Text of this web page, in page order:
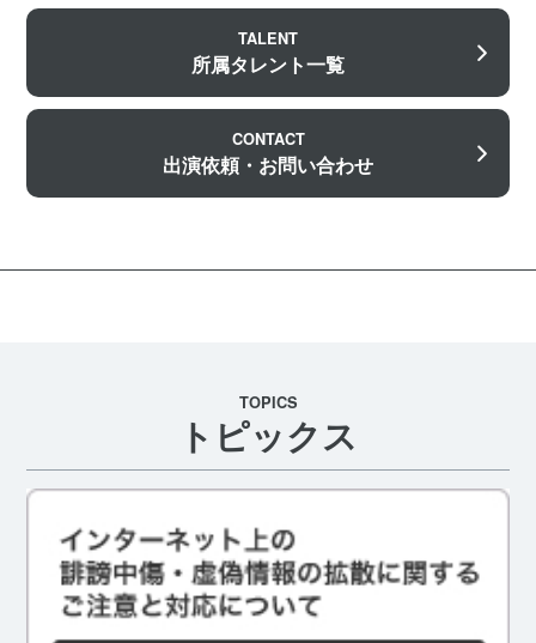
TALENT
所属タレント一覧
CONTACT
出演依頼・お問い合わせ
TOPICS
トピックス